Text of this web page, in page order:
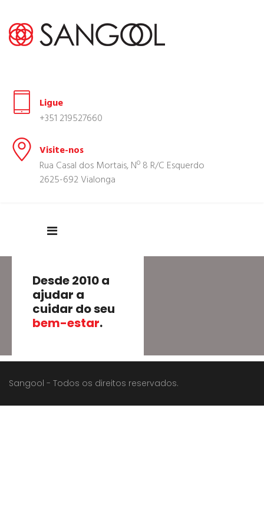
Ligue
+351 219527660
Visite-nos
Rua Casal dos Mortais, Nº 8 R/C Esquerdo
2625-692 Vialonga
Desde 2010 a
ajudar a
cuidar do seu
bem-estar.
Sangool - Todos os direitos reservados.